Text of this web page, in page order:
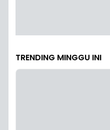
TRENDING MINGGU INI